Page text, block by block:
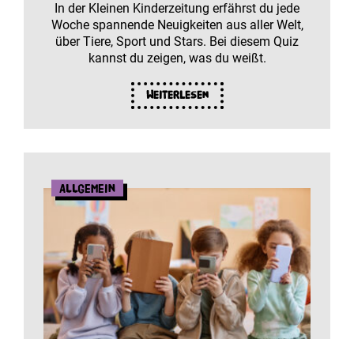
In der Kleinen Kinderzeitung erfährst du jede
Woche spannende Neuigkeiten aus aller Welt,
über Tiere, Sport und Stars. Bei diesem Quiz
kannst du zeigen, was du weißt.
Weiterlesen
Allgemein